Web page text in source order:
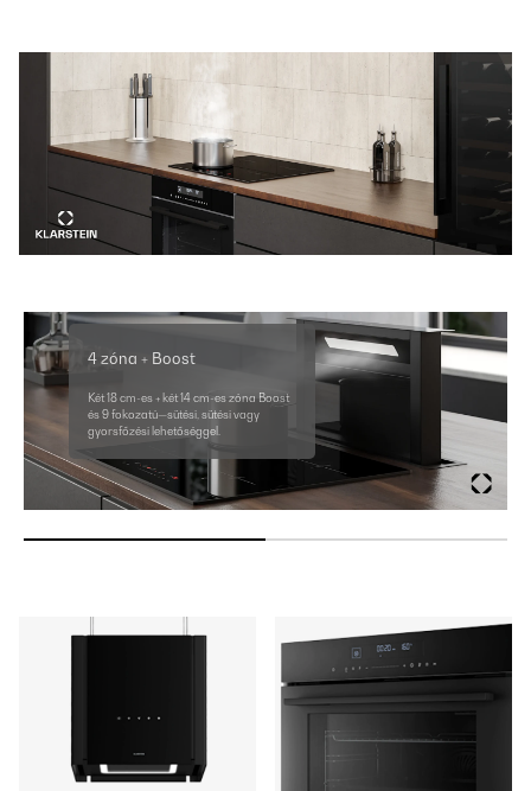
4 zóna + Boost
Két 18 cm-es + két 14 cm-es zóna Boost
és 9 fokozatú—sütési, sütési vagy
gyorsfőzési lehetőséggel.